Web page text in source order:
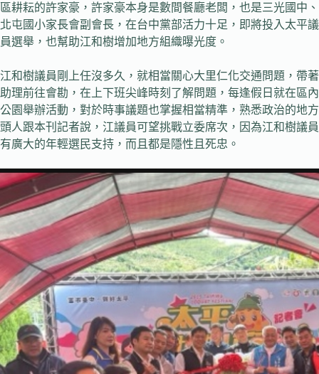
區耕耘的許家豪，許家豪本身是數間餐廳老闆，也是三光國中、
北屯國小家長會副會長，在台中黨部活力十足，即將投入太平議
員選舉，也幫助江和樹增加地方組織曝光度。
江和樹議員剛上任沒多久，就相當關心大里仁化交通問題，帶著
助理前往會勘，在上下班尖峰時刻了解問題，每逢假日就在區內
公園舉辦活動，對於時事議題也掌握相當精準，熟悉政治的地方
頭人跟本刊記者說，江議員可望挑戰立委席次，因為江和樹議員
有廣大的年輕選民支持，而且都是隱性且死忠。